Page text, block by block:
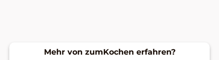
Mehr von zumKochen erfahren?